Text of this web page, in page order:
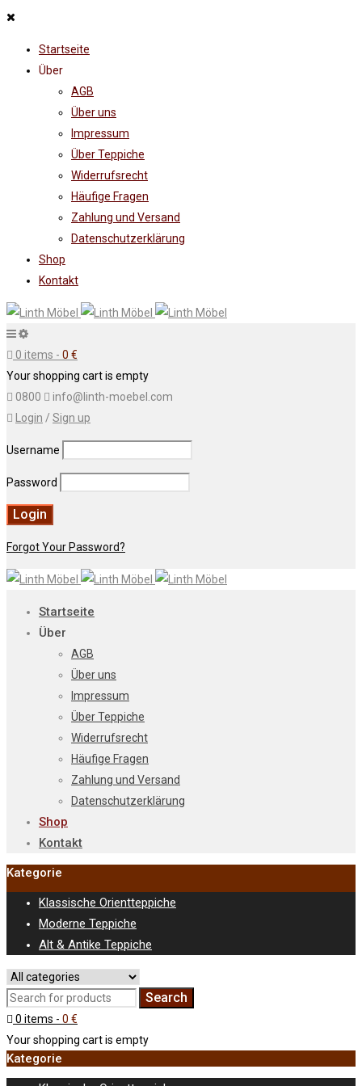
Startseite
Über
AGB
Über uns
Impressum
Über Teppiche
Widerrufsrecht
Häufige Fragen
Zahlung und Versand
Datenschutzerklärung
Shop
Kontakt
0 items - 0 €
Your shopping cart is empty
0800
info@linth-moebel.com
Login / Sign up
Username
Password
Forgot Your Password?
Startseite
Über
AGB
Über uns
Impressum
Über Teppiche
Widerrufsrecht
Häufige Fragen
Zahlung und Versand
Datenschutzerklärung
Shop
Kontakt
Kategorie
Klassische Orientteppiche
Moderne Teppiche
Alt & Antike Teppiche
0 items - 0 €
Your shopping cart is empty
Kategorie